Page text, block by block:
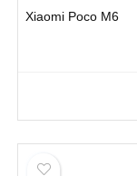
Xiaomi Poco M6